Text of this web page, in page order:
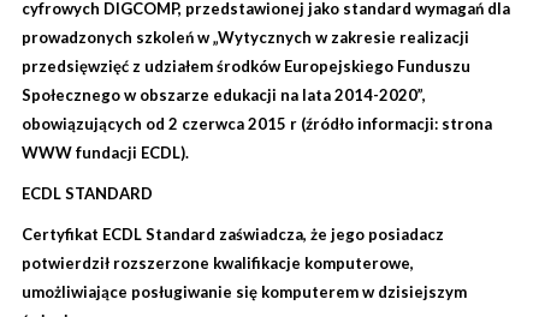
cyfrowych DIGCOMP, przedstawionej jako standard wymagań dla
prowadzonych szkoleń w „Wytycznych w zakresie realizacji
przedsięwzięć z udziałem środków Europejskiego Funduszu
Społecznego w obszarze edukacji na lata 2014-2020”,
obowiązujących od 2 czerwca 2015 r (źródło informacji: strona
WWW fundacji ECDL).
ECDL STANDARD
Certyfikat ECDL Standard zaświadcza, że jego posiadacz
potwierdził rozszerzone kwalifikacje komputerowe,
umożliwiające posługiwanie się komputerem w dzisiejszym